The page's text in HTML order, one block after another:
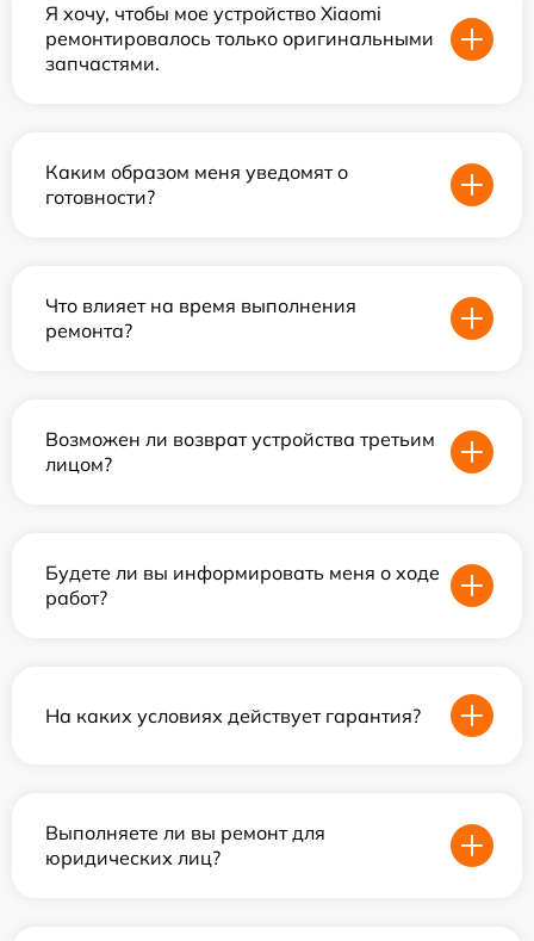
Я хочу, чтобы мое устройство Xiaomi
ремонтировалось только оригинальными
запчастями.
Каким образом меня уведомят о
готовности?
Что влияет на время выполнения
ремонта?
Возможен ли возврат устройства третьим
лицом?
Будете ли вы информировать меня о ходе
работ?
На каких условиях действует гарантия?
Выполняете ли вы ремонт для
юридических лиц?